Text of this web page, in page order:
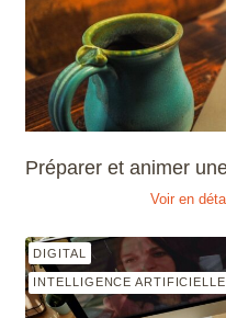
Préparer et animer
Voir en
DIGITAL
INTELLIGENCE ARTIFICIELLE